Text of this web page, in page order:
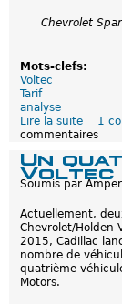
Chevrolet
Mots-clefs:
Voltec
Tarif
analyse
Lire la suite
e
o
u
r
u
o
i
i
l
1
commentaires
Un
Voltec
Soumis par
Actuellement,
Chevrolet/Holden
2015, Cadillac
nombre de
quatrième
Motors.